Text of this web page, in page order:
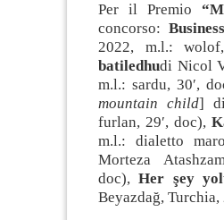
Per il Premio
concorso:
2022, m.l.:
batiledhudi Nicol
m.l.: sardu, 30′,
mountain child] di
furlan, 29′, doc),
m.l.: dialetto
Morteza
doc),Her şey
Beyazdağ,